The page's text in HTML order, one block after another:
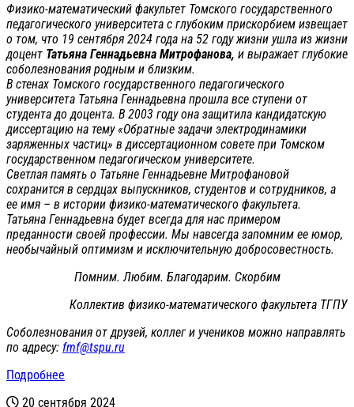
Физико-математический факультет Томского государственного
педагогического университета с глубоким прискорбием извещает
о том, что 19 сентября 2024 года на 52 году жизни ушла из жизни
доцент Татьяна Геннадьевна Митрофанова, и выражает глубокие
соболезнования родным и близким.
В стенах Томского государственного педагогического
университета Татьяна Геннадьевна прошла все ступени от
студента до доцента. В 2003 году она защитила кандидатскую
диссертацию на тему «Обратные задачи электродинамики
заряженных частиц» в диссертационном совете при Томском
государственном педагогическом университете.
Светлая память о Татьяне Геннадьевне Митрофановой
сохранится в сердцах выпускников, студентов и сотрудников, а
ее имя – в истории физико-математического факультета.
Татьяна Геннадьевна будет всегда для нас примером
преданности своей профессии. Мы навсегда запомним ее юмор,
необычайный оптимизм и исключительную добросовестность.
Помним. Любим. Благодарим. Скорбим
Коллектив физико-математического факультета ТГПУ
Соболезнования от друзей, коллег и учеников можно направлять
по адресу: fmf@tspu.ru
Подробнее
20 сентября 2024